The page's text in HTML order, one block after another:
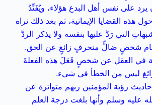
يرد على نفس أهل البدع هؤلاء، ويُفَنِّدُ
هذه القضايا الإيمانية، ثم بعد ذلك نراه
التي رَدَّ عليها بنفسه ولا يذكر الردَّ
أمام شخصٍ ضالٍّ منحرفٍ زائغٍ عن الحق.
في العقل عن شخصٍ فَعَلَ هذه الفعلةَ
ليس من الخطأ في شيء.
أحاديث رؤية المؤمنين ربهم متواترة عن
عليه وسلم وأنها بلغت درجة العلم